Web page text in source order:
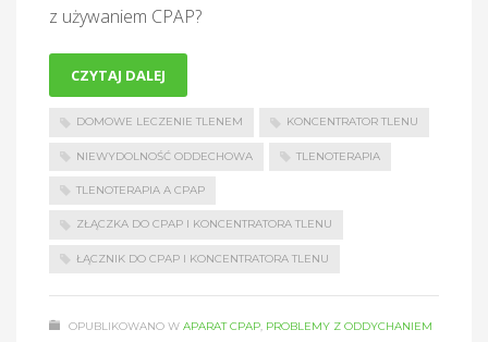
z używaniem CPAP?
DOMOWE LECZENIE TLENEM KONCENTRATOR TLENU
NIEWYDOLNOŚĆ ODDECHOWA TLENOTERAPIA
TLENOTERAPIA A CPAP
ZŁĄCZKA DO CPAP I KONCENTRATORA TLENU
ŁĄCZNIK DO CPAP I KONCENTRATORA TLENU
CZYTAJ DALEJ
OPUBLIKOWANO W APARAT CPAP, PROBLEMY Z ODDYCHANIEM